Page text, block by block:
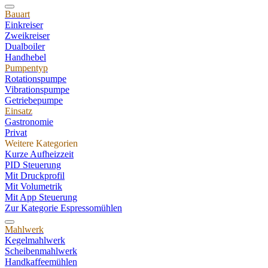
Bauart
Einkreiser
Zweikreiser
Dualboiler
Handhebel
Pumpentyp
Rotationspumpe
Vibrationspumpe
Getriebepumpe
Einsatz
Gastronomie
Privat
Weitere Kategorien
Kurze Aufheizzeit
PID Steuerung
Mit Druckprofil
Mit Volumetrik
Mit App Steuerung
Zur Kategorie Espressomühlen
Mahlwerk
Kegelmahlwerk
Scheibenmahlwerk
Handkaffeemühlen